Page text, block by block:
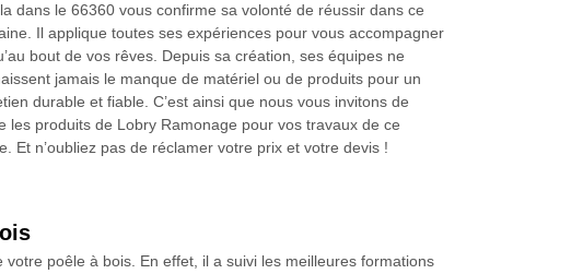
dans le 66360 vous confirme sa volonté de réussir dans ce
Il applique toutes ses expériences pour vous accompagner
bout de vos rêves. Depuis sa création, ses équipes ne
jamais le manque de matériel ou de produits pour un
durable et fiable. C’est ainsi que nous vous invitons de
les produits de Lobry Ramonage pour vos travaux de ce
Et n’oubliez pas de réclamer votre prix et votre devis !
poêle à bois. En effet, il a suivi les meilleures formations